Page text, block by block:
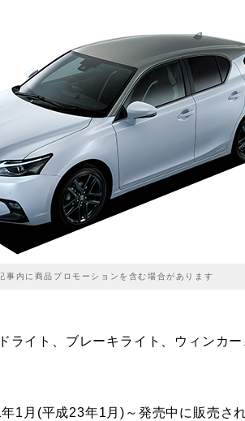
事内に商品プロモーションを含む場合があります
ライト、ブレーキライト、ウィンカ
1月(平成23年1月)～発売中に販売さ